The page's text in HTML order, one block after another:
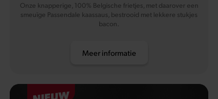
Onze knapperige, 100% Belgische frietjes, met daarover een
smeuïge Passendale kaassaus, bestrooid met lekkere stukjes
bacon.
Meer informatie